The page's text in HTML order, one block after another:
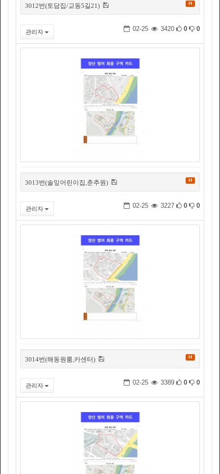
3012번(토담집/교동5길21) H
관리자 02-25 3420 0 0
3013번(솔잎어린이집,춘추원) H
관리자 02-25 3227 0 0
3014번(해동원룸,카센터) H
관리자 02-25 3389 0 0